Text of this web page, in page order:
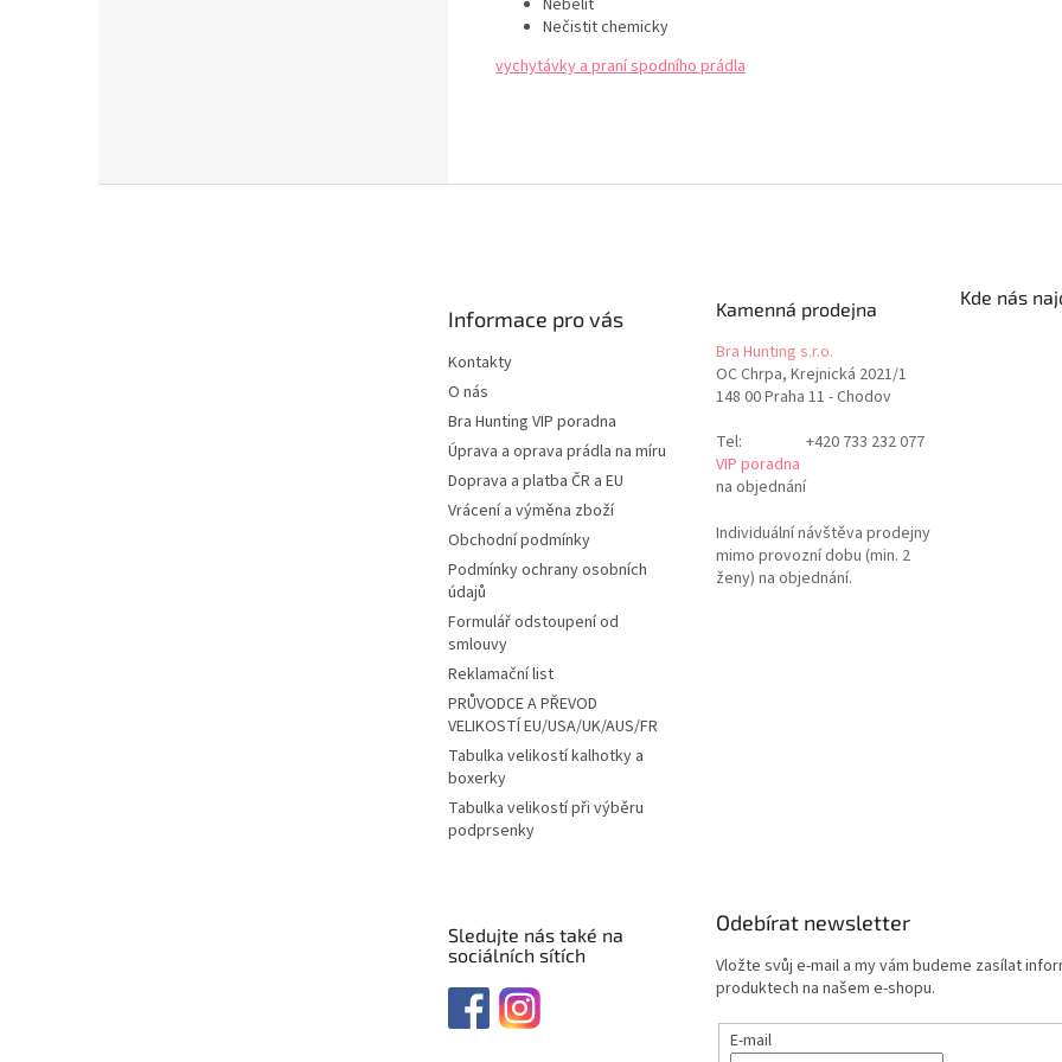
Nečistit chemicky
vychytávky a praní spodního prádla
Informace pro vás
Kontakty
O nás
Bra Hunting VIP poradna
Úprava a oprava prádla na míru
Doprava a platba ČR a EU
Vrácení a výměna zboží
Obchodní podmínky
Podmínky ochrany osobních
údajů
Formulář odstoupení od
smlouvy
Reklamační list
PRŮVODCE A PŘEVOD
VELIKOSTÍ EU/USA/UK/AUS/FR
Tabulka velikostí kalhotky a
boxerky
Tabulka velikostí při výběru
podprsenky
Kamenná prodejna
Bra Hunting s.r.o.
OC Chrpa, Krejnická 2021/1
148 00 Praha 11 - Chodov
Tel:
+420 733 232 077
VIP poradna
na objednání
Individuální návštěva prodejny
mimo provozní dobu (min. 2
ženy) na objednání.
Kde nás
Sledujte nás také na
sociálních sítích
Odebírat newsletter
Vložte svůj e-mail a my vám budeme zasílat
produktech na našem e-shopu.
E-mail